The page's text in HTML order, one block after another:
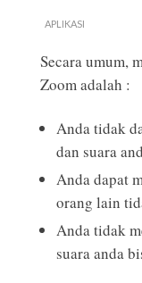
APLIKASI
Secara umum,
Zoom adalah :
Anda tidak
dan suara
Anda dapat
orang lain
Anda tidak
suara anda